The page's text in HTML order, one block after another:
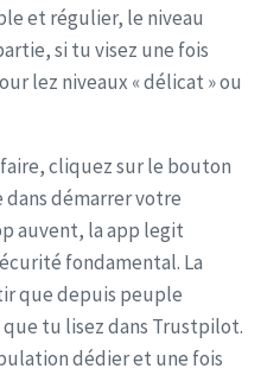
et régulier, le niveau
si tu visez une fois
lez niveaux « délicat » ou
cliquez sur le bouton
dans démarrer votre
auvent, la app legit
fondamental. La
que depuis peuple
tu lisez dans Trustpilot.
dédier et une fois